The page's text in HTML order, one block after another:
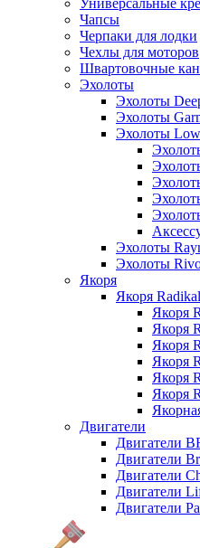
Универсальные
Чапсы
Черпаки для лодки
Чехлы для моторов
Швартовочные
Эхолоты
Эхолоты
Эхолоты
Эхолоты
Эхолоты
Эхолоты
Якоря
Якоря Radikal
Якоря
Якоря
Якоря
Якоря
Якоря
Якоря
Двигатели
Двигатели
Двигатели
Двигатели
Двигатели
Двигатели